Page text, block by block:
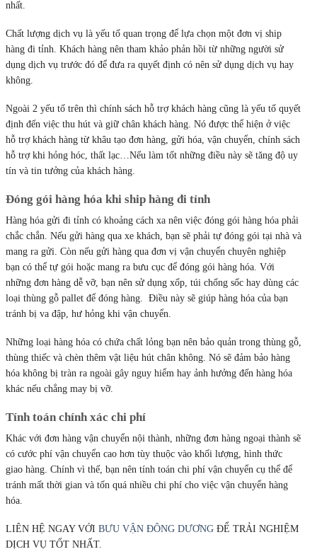
nhất.
Chất lượng dịch vụ là yếu tố quan trọng để lựa chọn một đơn vị ship
hàng đi tỉnh. Khách hàng nên tham khảo phản hồi từ những người sử
dụng dịch vụ trước đó để đưa ra quyết định có nên sử dụng dịch vụ hay
không.
Ngoài 2 yếu tố trên thì chính sách hỗ trợ khách hàng cũng là yếu tố quyết
định đến việc thu hút và giữ chân khách hàng. Nó được thể hiện ở việc
hỗ trợ khách hàng từ khâu tạo đơn hàng, gửi hóa, vận chuyển, chính sách
hỗ trợ khi hỏng hóc, thất lạc…Nếu làm tốt những điều này sẽ tăng độ uy
tín và tin tưởng của khách hàng.
Đóng gói hàng hóa khi ship hàng đi tỉnh
Hàng hóa gửi đi tỉnh có khoảng cách xa nên việc đóng gói hàng hóa phải
chắc chắn. Nếu gửi hàng qua xe khách, bạn sẽ phải tự đóng gói tại nhà và
mang ra gửi. Còn nếu gửi hàng qua đơn vị vận chuyển chuyên nghiệp
bạn có thể tự gói hoặc mang ra bưu cục để đóng gói hàng hóa. Với
những đơn hàng dễ vỡ, bạn nên sử dụng xốp, túi chống sốc hay dùng các
loại thùng gỗ pallet để đóng hàng. Điều này sẽ giúp hàng hóa của bạn
tránh bị va đập, hư hỏng khi vận chuyển.
Những loại hàng hóa có chứa chất lỏng bạn nên bảo quản trong thùng gỗ,
thùng thiếc và chèn thêm vật liệu hút chân không. Nó sẽ đảm bảo hàng
hóa không bị tràn ra ngoài gây nguy hiểm hay ảnh hưởng đến hàng hóa
khác nếu chẳng may bị vỡ.
Tính toán chính xác chi phí
Khác với đơn hàng vận chuyển nội thành, những đơn hàng ngoại thành sẽ
có cước phí vận chuyển cao hơn tùy thuộc vào khối lượng, hình thức
giao hàng. Chính vì thế, bạn nên tính toán chi phí vận chuyển cụ thể để
tránh mất thời gian và tốn quá nhiều chi phí cho việc vận chuyển hàng
hóa.
LIÊN HỆ NGAY VỚI BƯU VẬN ĐÔNG DƯƠNG ĐỂ TRẢI NGHIỆM
DỊCH VỤ TỐT NHẤT.